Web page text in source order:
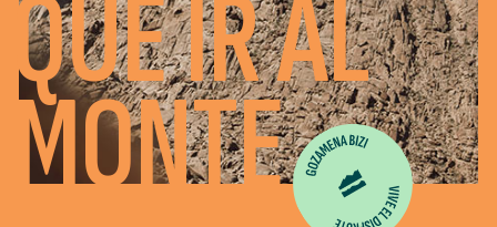
QUE IR AL
MONTE